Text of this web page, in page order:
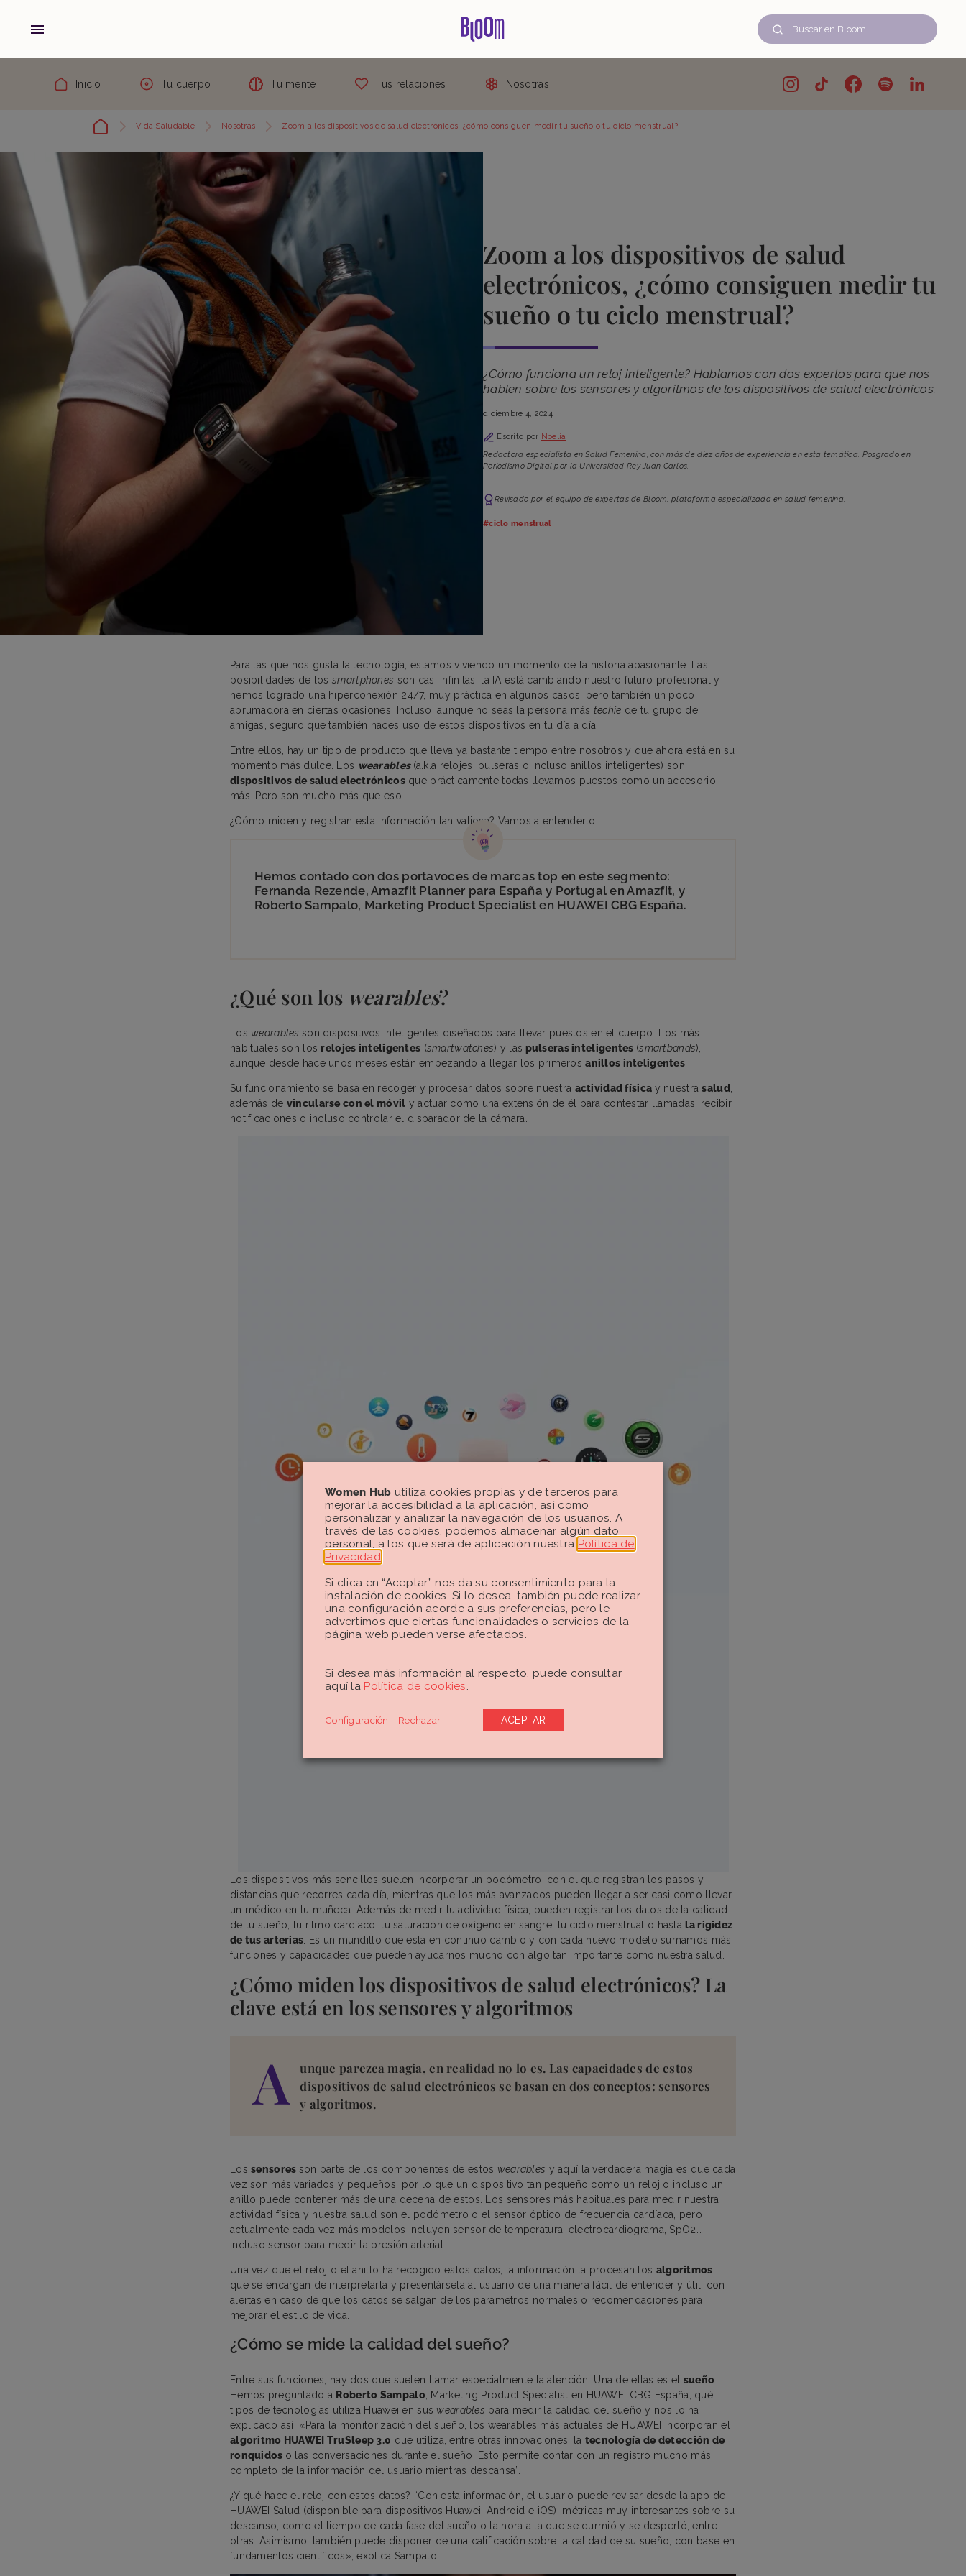
Inicio Tu cuerpo Tu mente Tus relaciones Nosotras
Vida Saludable Nosotras Zoom a los dispositivos de salud electrónicos, ¿cómo consiguen medir tu sueño o tu ciclo menstrual?
Zoom a los dispositivos de salud
electrónicos, ¿cómo consiguen medir tu
sueño o tu ciclo menstrual?
¿Cómo funciona un reloj inteligente? Hablamos con dos expertos para que nos
hablen sobre los sensores y algoritmos de los dispositivos de salud electrónicos.
diciembre 4, 2024
Escrito por Noelia
Redactora especialista en Salud Femenina, con más de diez años de experiencia en esta temática. Posgrado en
Periodismo Digital por la Universidad Rey Juan Carlos.
Revisado por el equipo de expertas de Bloom, plataforma especializada en salud femenina.
#ciclo menstrual
Para las que nos gusta la tecnología, estamos viviendo un momento de la historia apasionante. Las
posibilidades de lossmartphones son casi infinitas, la IA está cambiando nuestro futuro profesional y
hemos logrado una hiperconexión 24/7, muy práctica en algunos casos, pero también un poco
abrumadora en ciertas ocasiones. Incluso, aunque no seas la persona más techie de tu grupo de
amigas, seguro que también haces uso de estos dispositivos en tu día a día.
Entre ellos, hay un tipo de producto que lleva ya bastante tiempo entre nosotros y que ahora está en su
momento más dulce. Los wearables (a.k.a relojes, pulseras o incluso anillos inteligentes) son
dispositivos de salud electrónicosque prácticamente todas llevamos puestos como un accesorio
más. Pero son mucho más que eso.
¿Cómo miden y registran esta información tan valiosa? Vamos a entenderlo.
Hemos contado con dos portavoces de marcas top en este segmento:
Fernanda Rezende, Amazfit Planner para España y Portugal en Amazfit, y
Roberto Sampalo, Marketing Product Specialist en HUAWEI CBG España.
¿Qué son los wearables?
Los wearables son dispositivos inteligentes diseñados para llevar puestos en el cuerpo. Los más
habituales son losrelojes inteligentes (smartwatches) y las pulseras inteligentes (smartbands),
aunque desde hace unos meses están empezando a llegar los primerosanillos inteligentes
Su funcionamiento se basa en recoger y procesar datos sobre nuestra actividad física y nuestrasalud,
además de vincularse con el móvil y actuar como una extensión de él para contestar llamadas, recibir
notificaciones o incluso controlar el disparador de la cámara.
Los dispositivos más sencillos suelen incorporar un podómetro, con el que registran los pasos y
distancias que recorres cada día, mientras que los más avanzados pueden llegar a ser casi como llevar
un médico en tu muñeca. Además de medir tu actividad física, pueden registrar los datos de la calidad
de tu sueño, tu ritmo cardíaco, tu saturación de oxígeno en sangre, tu ciclo menstrual o hasta la rigidez
de tus arterias . Es un mundillo que está en continuo cambio y con cada nuevo modelo sumamos más
funciones y capacidades que pueden ayudarnos mucho con algo tan importante como nuestra salud.
¿Cómo miden los dispositivos de salud electrónicos? La
clave está en los sensores y algoritmos
A
unque parezca magia, en realidad no lo es. Las capacidades de estos
dispositivos de salud electrónicos se basan en dos conceptos: sensores
y algoritmos.
Lossensores son parte de los componentes de estos wearables y aquí la verdadera magia es que cada
vez son más variados y pequeños, por lo que un dispositivo tan pequeño como un reloj o incluso un
anillo puede contener más de una decena de estos. Los sensores más habituales para medir nuestra
actividad física y nuestra salud son el podómetro o el sensor óptico de frecuencia cardíaca, pero
actualmente cada vez más modelos incluyen sensor de temperatura, electrocardiograma, SpO2…
incluso sensor para medir la presión arterial.
Una vez que el reloj o el anillo ha recogido estos datos, la información la procesan los algoritmos
que se encargan de interpretarla y presentársela al usuario de una manera fácil de entender y útil, con
alertas en caso de que los datos se salgan de los parámetros normales o recomendaciones para
mejorar el estilo de vida.
¿Cómo se mide la calidad del sueño?
Entre sus funciones, hay dos que suelen llamar especialmente la atención. Una de ellas es el sueño
Hemos preguntado a Roberto Sampalo , Marketing Product Specialist en HUAWEI CBG España, qué
tipos de tecnologías utiliza Huawei en sus wearables para medir la calidad del sueño y nos lo ha
explicado así: «Para la monitorización del sueño, los wearables más actuales de HUAWEI incorporan el
algoritmo HUAWEI TruSleep 3.0 que utiliza, entre otras innovaciones, la tecnología de detección de
ronquidos o las conversaciones durante el sueño. Esto permite contar con un registro mucho más
completo de la información del usuario mientras descansa”.
¿Y qué hace el reloj con estos datos? “Con esta información, el usuario puede revisar desde la app de
HUAWEI Salud (disponible para dispositivos Huawei, Android e iOS), métricas muy interesantes sobre su
descanso, como el tiempo de cada fase del sueño o la hora a la que se durmió y se despertó, entre
otras. Asimismo, también puede disponer de una calificación sobre la calidad de su sueño, con base en
fundamentos científicos», explica Sampalo.
Women Hub utiliza cookies propias y de terceros para
mejorar la accesibilidad a la aplicación, así como
personalizar y analizar la navegación de los usuarios. A
través de las cookies, podemos almacenar algún dato
personal, a los que será de aplicación nuestra Política de
Privacidad.
Si clica en “Aceptar” nos da su consentimiento para la
instalación de cookies. Si lo desea, también puede realizar
una configuración acorde a sus preferencias, pero le
advertimos que ciertas funcionalidades o servicios de la
página web pueden verse afectados.
Si desea más información al respecto, puede consultar
aquí la Política de cookies.
Configuración Rechazar ACEPTAR